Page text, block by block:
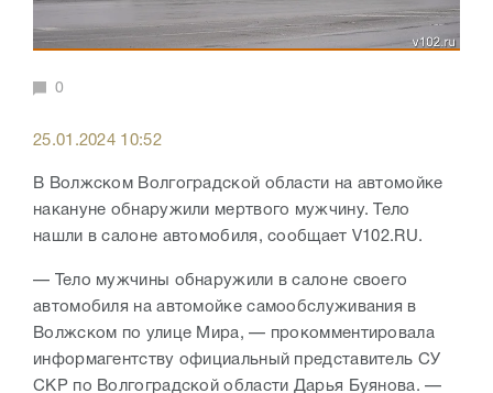
0
25.01.2024 10:52
В Волжском Волгоградской области на автомойке
накануне обнаружили мертвого мужчину. Тело
нашли в салоне автомобиля, сообщает V102.RU.
— Тело мужчины обнаружили в салоне своего
автомобиля на автомойке самообслуживания в
Волжском по улице Мира, — прокомментировала
информагентству официальный представитель СУ
СКР по Волгоградской области Дарья Буянова. —